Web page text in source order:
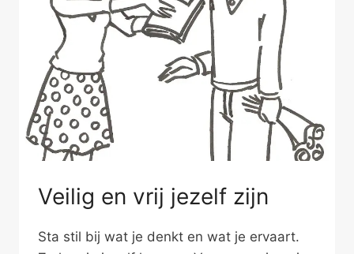
Veilig en vrij jezelf zijn
Sta stil bij wat je denkt en wat je ervaart.